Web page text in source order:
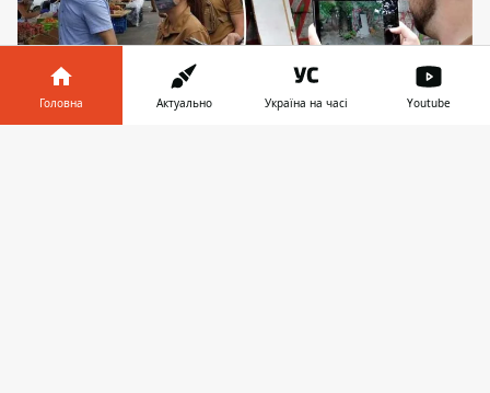
Головна Актуально Україна на часі Youtube